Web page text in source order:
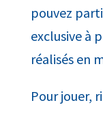
pouvez
exclusive à
réalisés en
Pour jouer,